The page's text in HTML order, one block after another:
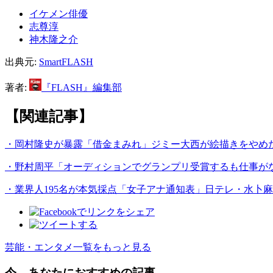
イケメン俳優
志尊淳
神木隆之介
出典元: SmartFLASH
著者: 『FLASH』編集部
【関連記事】
・岡村隆史が暴露「借金まみれ」ジミー大西が絵描きをやめ
・野村周平「オーディションでグランプリ受賞するも仕事が
・業界人195名が本気採点「女子アナ通知表」日テレ・水卜
芸能・エンタメ一覧をもっと見る